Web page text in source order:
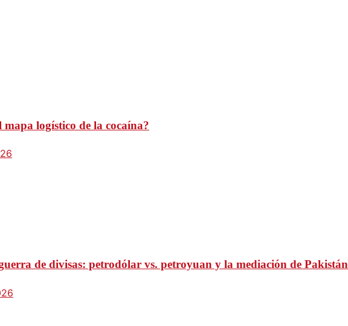
logístico de la cocaína?
de divisas: petrodólar vs. petroyuan y la mediación de Pakistán